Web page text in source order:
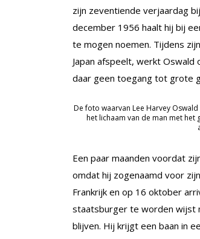
zijn zeventiende verjaardag
december 1956 haalt hij bij
te mogen noemen. Tijdens
Japan afspeelt, werkt
daar geen toegang tot grote
De foto waarvan Lee Harvey
het lichaam van de man met het
Een paar maanden voordat
omdat hij zogenaamd voor
Frankrijk en op 16 oktober
staatsburger te worden wijst
blijven. Hij krijgt een baan in